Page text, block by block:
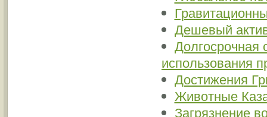
Дешевый
Долгосрочная
использования
Достижения
Животные
Загрязнение